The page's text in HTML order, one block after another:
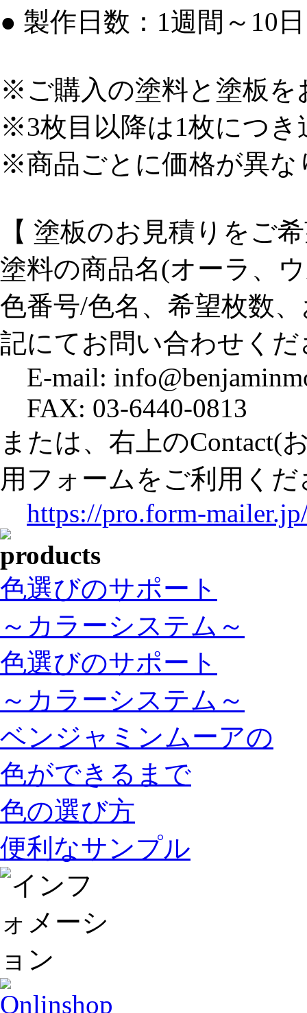
● 製作日数：1週間～10日
※ご購入の塗料と塗板を
※3枚目以降は1枚につ
※商品ごとに価格が異な
【 塗板のお見積りをご
塗料の商品名(オーラ、
色番号/色名、希望枚数
記にてお問い合わせくだ
E-mail:
FAX: 03-6440-0813
または、右上のContact(
用フォームをご利用くだ
https://pro.form-
色選びのサポート
～カラーシステム～
色選びのサポート
～カラーシステム～
ベンジャミンムーアの
色ができるまで
色の選び方
便利なサンプル